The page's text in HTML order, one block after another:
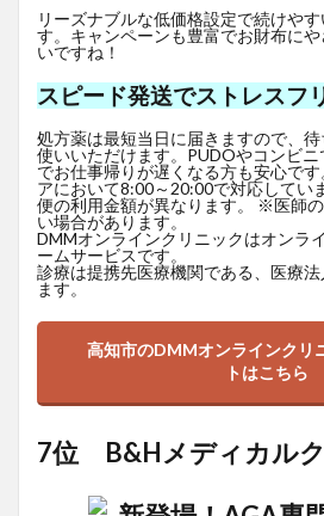
リーズナブルな低価格設定で続けや
す。キャンペーンも豊富でお財布に
いですね！
スピード発送でストレスフ
処方薬は最短当日に届きますので、
使いいただけます。PUDOやコンビ
でお仕事帰りが遅くなる方も安心で
アにおいて8:00～20:00で対応してい
便の利用金額が異なります。 ※医師
い場合があります。
DMMオンラインクリニックはオンラ
ームサービスです。
診療は提携先医療機関である、医療
ます。
高知市のDMMオンラインクリ
トはこちら
7位 B&Hメディカル